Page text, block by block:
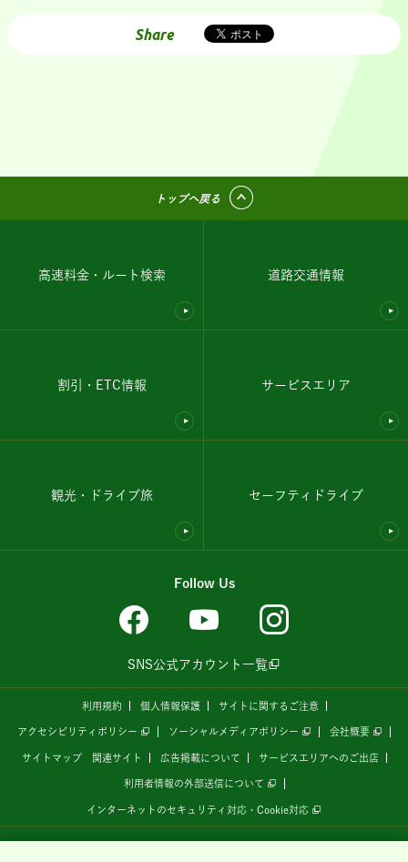
Share
トップへ戻る
高速料金・ルート検索 道路交通情報
割引・ETC情報 サービスエリア
観光・ドライブ旅 セーフティドライブ
Follow Us
SNS公式アカウント一覧
利用規約 個人情報保護 サイトに関するご注意
アクセシビリティポリシー ソーシャルメディアポリシー 会社概要
サイトマップ 関連サイト 広告掲載について サービスエリアへのご出店
利用者情報の外部送信について
インターネットのセキュリティ対応・Cookie対応